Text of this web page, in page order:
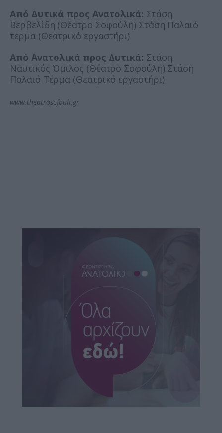
Από Δυτικά προς Ανατολικά: Στάση
Βερβελίδη (Θέατρο Σοφούλη) Στάση Παλαιό
τέρμα (Θεατρικό εργαστήρι)
Από Ανατολικά προς Δυτικά: Στάση
Ναυτικός Όμιλος (Θέατρο Σοφούλη) Στάση
Παλαιό Τέρμα (Θεατρικό εργαστήρι)
www.theatrosofouli.gr